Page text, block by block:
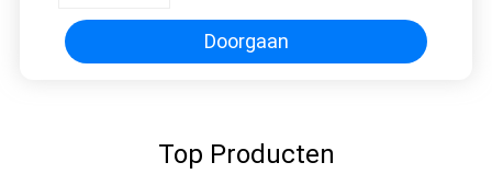
Doorgaan
Top Producten